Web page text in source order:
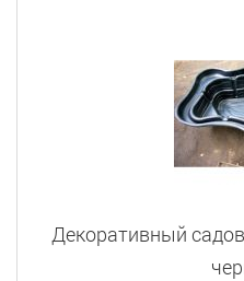
Декоративный